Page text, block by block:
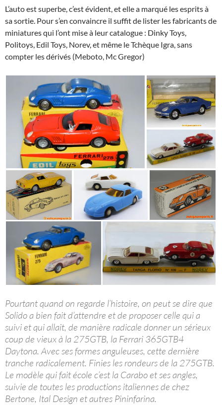
L’auto est superbe, c’est évident, et elle a marqué les esprits à
sa sortie. Pour s’en convaincre il suffit de lister les fabricants de
miniatures qui l’ont mise à leur catalogue : Dinky Toys,
Politoys, Edil Toys, Norev, et même le Tchèque Igra, sans
compter les dérivés (Meboto, Mc Gregor)
Pourtant quand on regarde l’histoire, on peut se dire que
Solido a bien fait d’attendre et de proposer celle qui a
suivi et qui allait, de manière radicale donner un sérieux
coup de vieux à la 275GTB, la Ferrari 365GTB4
Daytona. Avec ses formes anguleuses, cette dernière
tranche radicalement. Finies les rondeurs de la 275GTB.
Le modèle qui fait école c’est la Carabo et ses angles,
suivie de toutes les productions italiennes de chez
Bertone, Ital Design et autres Pininfarina.